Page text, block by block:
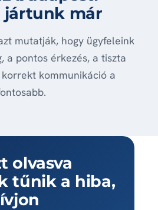
jártunk már
mutatják, hogy ügyfeleink
a pontos érkezés, a tiszta
kommunikáció a
olvasva
tűnik a hiba,